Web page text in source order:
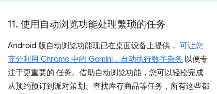
11. 使用自动浏览功能处理繁琐的任务
Android 版自动浏览功能现已在桌面设备上提供， 可让您
充分利用 Chrome 中的 Gemini，自动执行数字杂务 以便专
注于更重要的 任务。借助自动浏览功能，您可以轻松完成
从预约预订到派对策划、查找库存商品等任务，所有这些都